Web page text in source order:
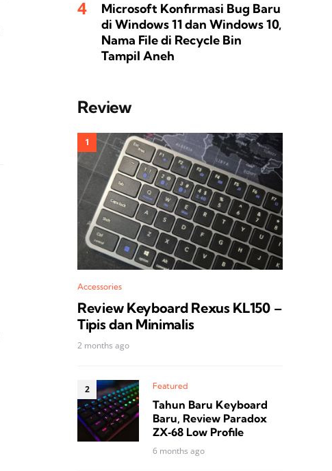
Microsoft Konfirmasi Bug Baru
di Windows 11 dan Windows 10,
Nama File di Recycle Bin
Tampil Aneh
Review
Accessories
Review Keyboard Rexus KL150 –
Tipis dan Minimalis
2 months ago
Featured
Tahun Baru Keyboard
Baru, Review Paradox
ZX‑68 Low Profile
6 months ago